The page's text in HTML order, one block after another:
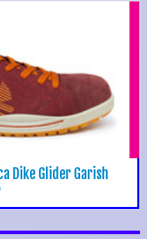
Dike Glider Garish